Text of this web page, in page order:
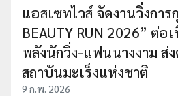
แอสเซทไวส์ จัดงานวิ่งการ
BEAUTY RUN 2026” ต่
พลังนักวิ่ง-แฟนนางงาม ส่
สถาบันมะเร็งแห่งชาติ
9 ก.พ. 2026